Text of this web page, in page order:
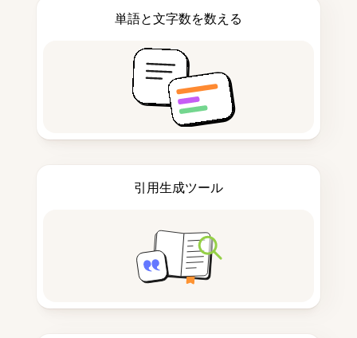
単語と文字数を数える
引用生成ツール